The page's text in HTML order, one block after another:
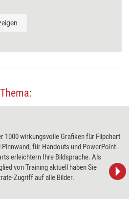
1000 wirkungsvolle Grafiken für Flipchart
Pinnwand, für Handouts und PowerPoint-
erleichtern Ihre Bildsprache. Als
von Training aktuell haben Sie
Zugriff auf alle Bilder.